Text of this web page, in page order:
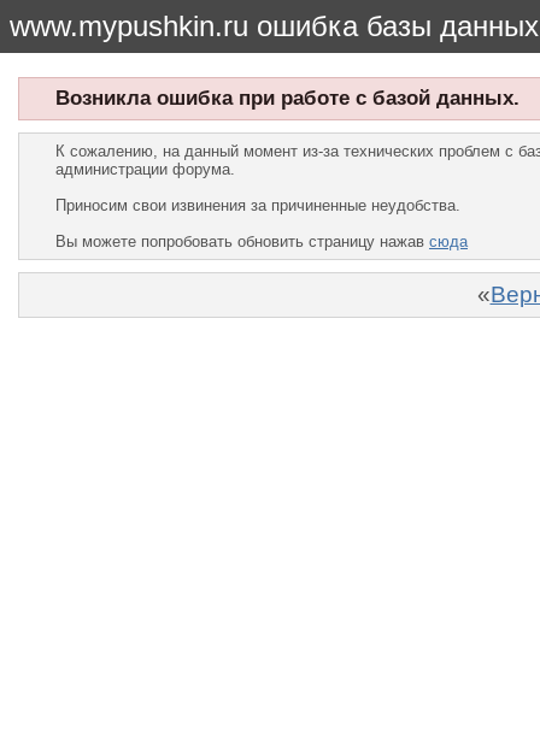
www.mypushkin.ru ошибка базы данных
Возникла ошибка при работе с базой данных.
К сожалению, на данный момент из-за технических проблем с
администрации форума.
Приносим свои извинения за причиненные неудобства.
Вы можете попробовать обновить страницу нажав сюда
«